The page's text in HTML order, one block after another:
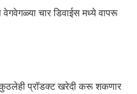
चार डिवाईस मध्ये वापरू
प्रॉडक्ट खरेदी करू शकणार